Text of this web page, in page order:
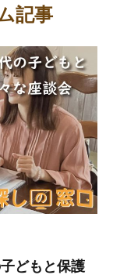
記事
どもと保護